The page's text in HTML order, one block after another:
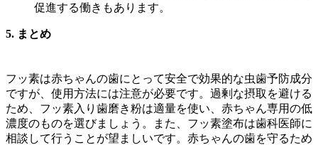
促進する働きもあります。
5. まとめ
フッ素は赤ちゃんの歯にとって安全で効果的な虫歯予防成分
ですが、使用方法には注意が必要です。過剰な摂取を避ける
ため、フッ素入り歯磨き粉は適量を使い、赤ちゃん専用の低
濃度のものを選びましょう。また、フッ素塗布は歯科医師に
相談して行うことが望ましいです。赤ちゃんの歯を守るため